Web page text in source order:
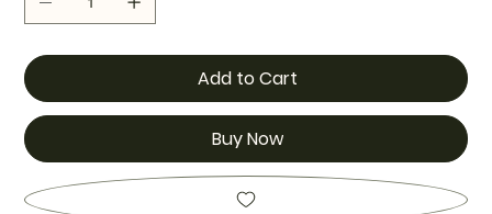
Add to Cart
Buy Now